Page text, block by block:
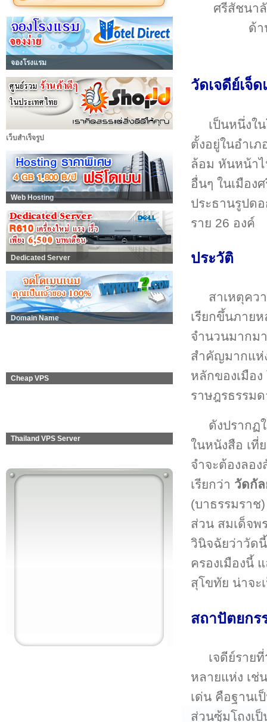
จองโรงแรม
เว็บสำเร็จรูป
Web Hosting
Dedicated Server
Domain Name
Cheap VPS
Thailand VPS Server
ศรีสัชนา
ด้า
วัดเจดีย์เจ็
เป็นหนึ่งใ
ตั้งอยู่ในอำเ
ล้อม หันหน้าไ
อื่นๆ ในเมือง
ประธานรูปด
ราย 26 องค์
ประวัติ
สาเหตุคว
เรียกขึ้นภาย
จำนวนมากม
สำคัญมากแห่
หลักของเมือ
ราษฎรธรรม
ดังปรากฏ
ในหนังสือ เที่
จำจะต้องลอ
เรียกว่า วัดกั
(บาธรรมราช
ส่วน สมเด็จพ
วินิจฉัยว่าวัด
ครองเมืองนี้
สุโขทัย น่าจะ
สถาปัตยกร
เจดีย์รายที่
หลายแห่ง เช่
เด่น คือฐานเ
ส่วนซุ้มโถงเ